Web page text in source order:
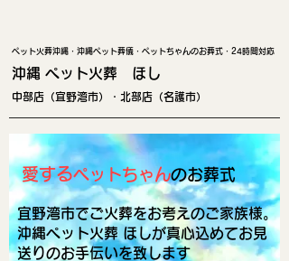
ペット火葬沖縄・沖縄ペット葬儀・ペットちゃんのお葬式・24時間対応
沖縄 ペット火葬 ほし
中部店（宜野湾市）・北部店（名護市）
愛するペットちゃんのお葬式
宜野湾市でご火葬をお考えのご家族様。
​沖縄ペット火葬 ほしが​真心込めてお見
送りのお手伝いを致します